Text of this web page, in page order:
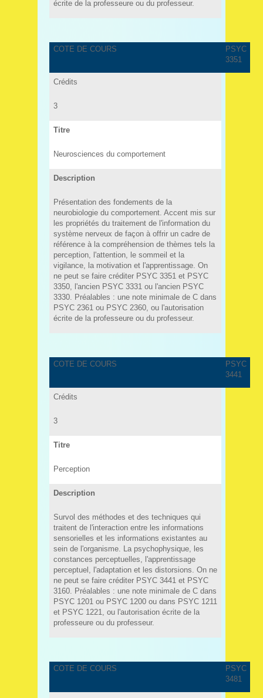
écrite de la professeure ou du professeur.
COTE DE COURS
PSYC
3351
Crédits
3
Titre
Neurosciences du comportement
Description
Présentation des fondements de la
neurobiologie du comportement. Accent mis sur
les propriétés du traitement de l'information du
système nerveux de façon à offrir un cadre de
référence à la compréhension de thèmes tels la
perception, l'attention, le sommeil et la
vigilance, la motivation et l'apprentissage. On
ne peut se faire créditer PSYC 3351 et PSYC
3350, l'ancien PSYC 3331 ou l'ancien PSYC
3330. Préalables : une note minimale de C dans
PSYC 2361 ou PSYC 2360, ou l'autorisation
écrite de la professeure ou du professeur.
COTE DE COURS
PSYC
3441
Crédits
3
Titre
Perception
Description
Survol des méthodes et des techniques qui
traitent de l'interaction entre les informations
sensorielles et les informations existantes au
sein de l'organisme. La psychophysique, les
constances perceptuelles, l'apprentissage
perceptuel, l'adaptation et les distorsions. On ne
ne peut se faire créditer PSYC 3441 et PSYC
3160. Préalables : une note minimale de C dans
PSYC 1201 ou PSYC 1200 ou dans PSYC 1211
et PSYC 1221, ou l'autorisation écrite de la
professeure ou du professeur.
COTE DE COURS
PSYC
3481